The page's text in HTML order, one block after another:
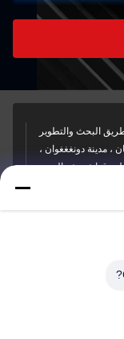
516-04 ، المبنى 5 ، رقم 1 ، طريق البحث والتطوير
، مدينة دونغغغوان ،
قوانغدونغ ، الصين